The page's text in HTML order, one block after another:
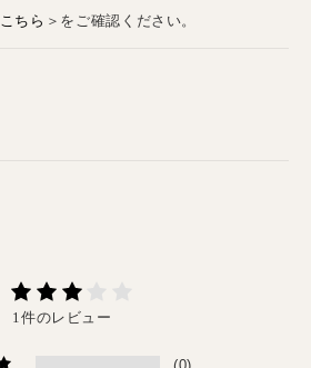
こちら ＞をご確認ください。
1件のレビュー